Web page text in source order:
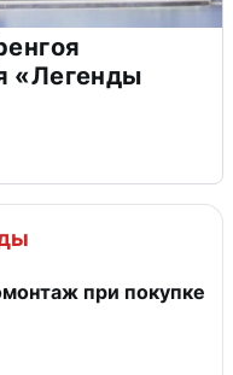
«Легенды
при покупке